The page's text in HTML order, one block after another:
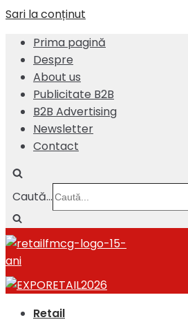
Sari la conținut
Prima pagină
Despre
About us
Publicitate B2B
B2B Advertising
Newsletter
Contact
Caută...
Retail